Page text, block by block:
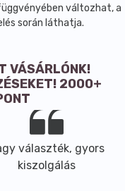
változhat, a
során láthatja.
VÁSÁRLÓNK!
2000+
választék, gyors
kiszolgálás